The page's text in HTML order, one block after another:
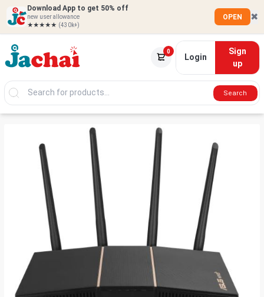
Download App to get 50% off
new user allowance
★★★★★ (430k+)
OPEN ✖
0
Login
Sign
up
Search